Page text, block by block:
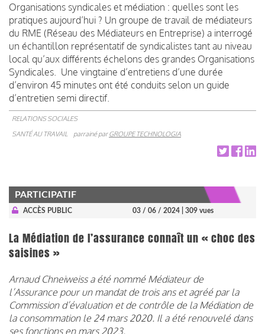
Organisations syndicales et médiation : quelles sont les
pratiques aujourd’hui ? Un groupe de travail de médiateurs
du RME (Réseau des Médiateurs en Entreprise) a interrogé
un échantillon représentatif de syndicalistes tant au niveau
local qu’aux différents échelons des grandes Organisations
Syndicales. Une vingtaine d’entretiens d’une durée
d’environ 45 minutes ont été conduits selon un guide
d’entretien semi directif.
RELATIONS SOCIALES
SANTÉ AU TRAVAIL
parrainé parGROUPE TECHNOLOGIA
PARTICIPATIF
ACCÈS PUBLIC 03 / 06 / 2024 | 309 vues
La Médiation de l’assurance connaît un « choc des
saisines »
Arnaud Chneiweiss a été nommé Médiateur de
l’Assurance pour un mandat de trois ans et agréé par la
Commission d’évaluation et de contrôle de la Médiation de
la consommation le 24 mars 2020. Il a été renouvelé dans
ses fonctions en mars 2023.